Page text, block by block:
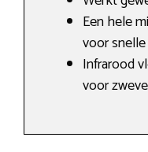
Een hele
voor
Infrarood
voor